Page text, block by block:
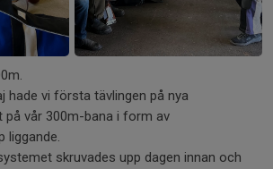
hade vi första tävlingen på nya
vår 300m-bana i form av
liggande.
skruvades upp dagen innan och